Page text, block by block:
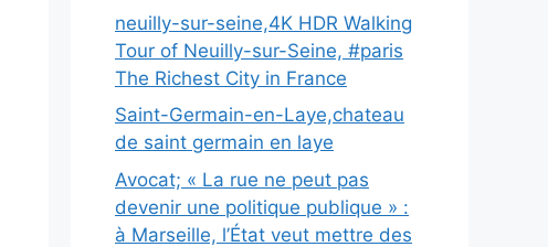
neuilly-sur-seine,4K HDR Walking
Tour of Neuilly-sur-Seine, #paris
The Richest City in France
Saint-Germain-en-Laye,chateau
de saint germain en laye
Avocat; « La rue ne peut pas
devenir une politique publique » :
à Marseille, l’État veut mettre des